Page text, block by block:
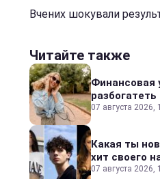
Вчених шокували
Читайте также
Финансовая
07 августа 2026,
Какая ты
хит своего
07 августа 2026,